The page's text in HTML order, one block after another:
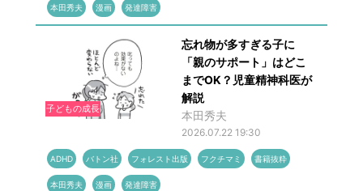
本田秀夫 漫画 発達障害
子どもの成長
忘れ物が多すぎる子に
「親のサポート」はどこ
までOK？児童精神科医が
解説
本田秀夫
2026.07.22 19:30
ADHD バトン社 フォレスト出版 フクチマミ 書籍抜粋
本田秀夫 漫画 発達障害